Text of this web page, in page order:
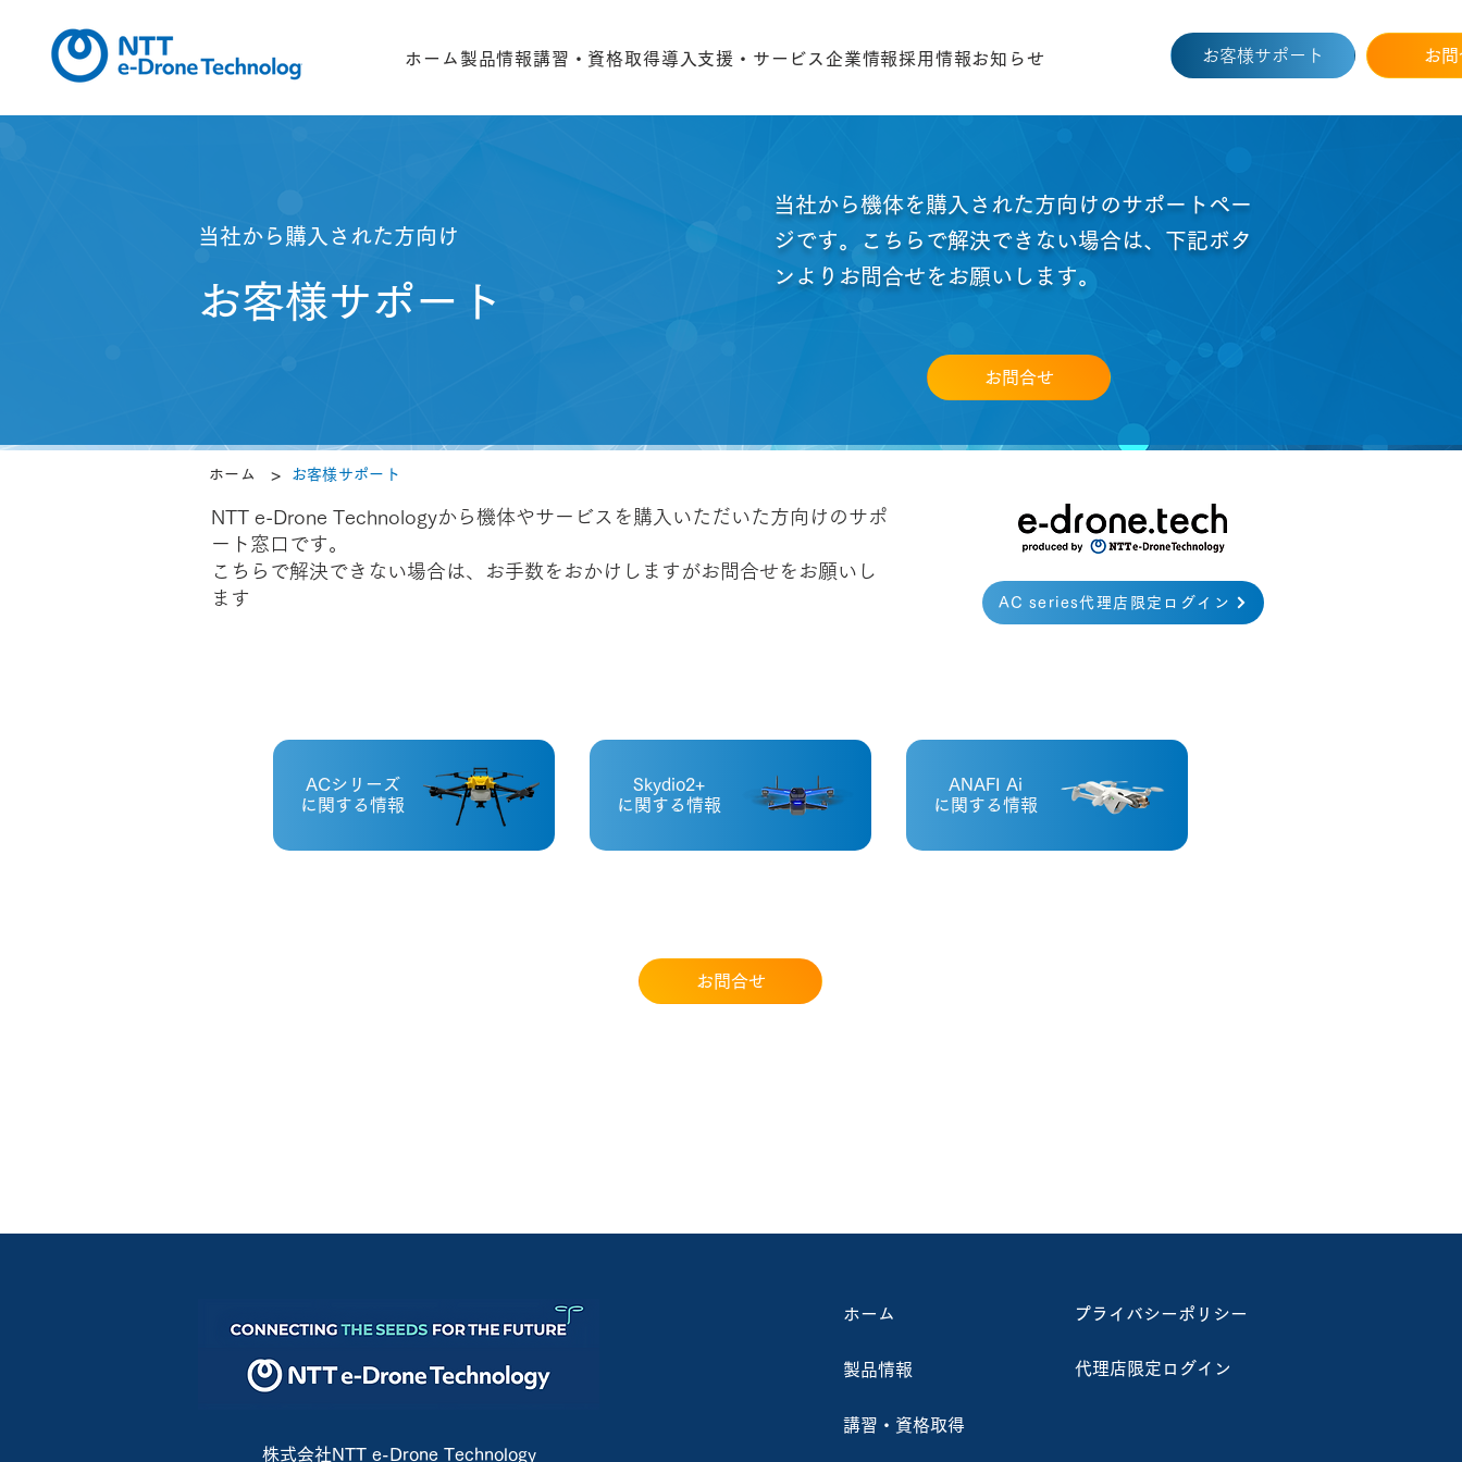
ホーム 製品情報講習・資格取得導入支援・サービス 企業情報採用情報お知らせ お客様サポート お
当社から購入された方向け
お客様サポート
当社から機体を購入された方向けのサポートペー
ジです。こちらで解決できない場合は、下記ボタ
ンよりお問合せをお願いします。
お問合せ
ホーム > お客様サポート
NTT e-Drone Technologyから機体やサービスを購入いただいた方向けのサポ
ート窓口です。
こちらで解決できない場合は、お手数をおかけしますがお問合せをお願いし
ます
AC series代理店限定ログイン
ACシリーズ
に関する情報
Skydio2+
に関する情報
ANAFI Ai
に関する情報
お問合せ
株式会社NTT e-Drone Technology
ホーム
製品情報
プライバシーポリシー
代理店限定ログイン
講習・資格取得